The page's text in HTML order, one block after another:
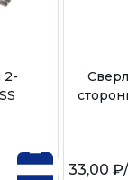
2-
33,00 ₽